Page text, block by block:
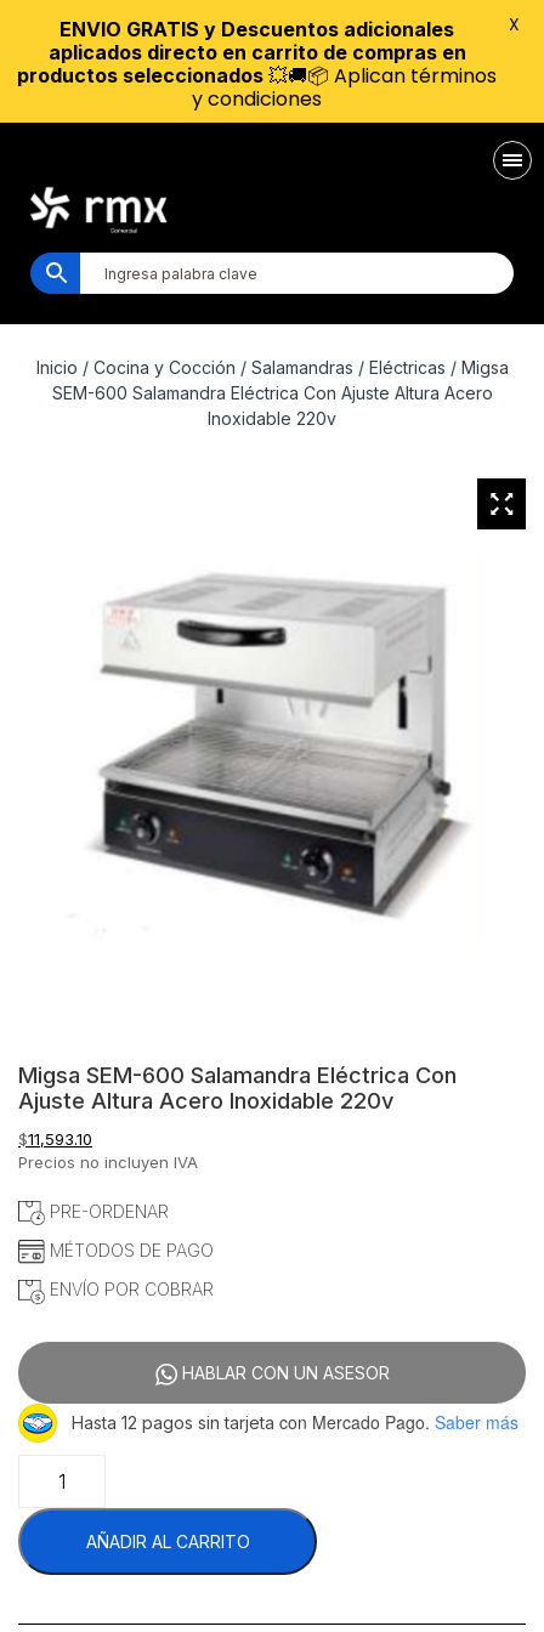
Inicio / Cocina y Cocción / Salamandras / Eléctricas / Migsa
SEM-600 Salamandra Eléctrica Con Ajuste Altura Acero
Inoxidable 220v
Migsa SEM-600 Salamandra Eléctrica Con
Ajuste Altura Acero Inoxidable 220v
$11,593.10
Precios no incluyen IVA
PRE-ORDENAR
MÉTODOS DE PAGO
ENVÍO POR COBRAR
HABLAR CON UN ASESOR
Hasta 12 pagos sin tarjeta con Mercado Pago. Saber más
600
Salamandra
Eléctrica
Ajuste
AÑADIR AL CARRITO
ENVIO GRATIS y Descuentos adicionales
aplicados directo en carrito de compras en
productos seleccionados 💥🚚📦 Aplican términos
y condiciones
X